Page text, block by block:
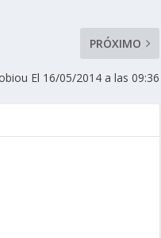
PRÓXIMO
El 16/05/2014 a las 09:36